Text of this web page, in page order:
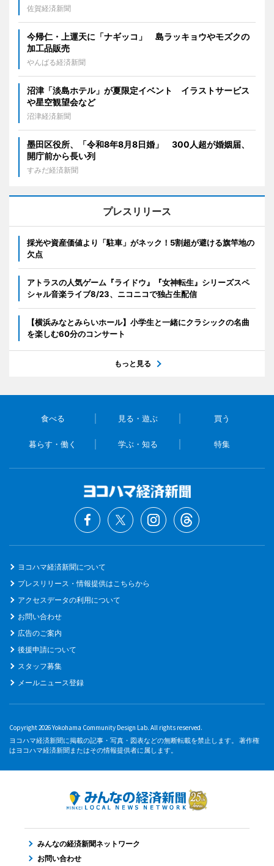
佐賀経済新聞
今帰仁・上運天に「ナギッコ」 島ラッキョウやモズクの
加工品販売
やんばる経済新聞
沼津「淡島ホテル」が夏限定イベント イラストサービス
や星空観望会など
沼津経済新聞
墨田区役所、「令和8年8月8日婚」 300人超が婚姻届、
開庁前から長い列
すみだ経済新聞
プレスリリース
採光や資産価値より「駐車」がネック！5割超が避ける旗竿地の
欠点
アトラスの人気ゲーム『ライドウ』『女神転生』シリーズスペ
シャル音楽ライブ8/23、ニコニコで独占生配信
【横浜みなとみらいホール】小学生と一緒にクラシックの名曲
を楽しむ60分のコンサート
もっと見る
食べる 見る・遊ぶ 買う
暮らす・働く 学ぶ・知る 特集
ヨコハマ経済新聞について
プレスリリース・情報提供はこちらから
アクセスデータの利用について
お問い合わせ
広告のご案内
後援申請について
スタッフ募集
メールニュース登録
Copyright 2026 Yokohama Community Design Lab. All rights reserved.
ヨコハマ経済新聞に掲載の記事・写真・図表などの無断転載を禁止します。 著作権
はヨコハマ経済新聞またはその情報提供者に属します。
みんなの経済新聞ネットワーク
お問い合わせ